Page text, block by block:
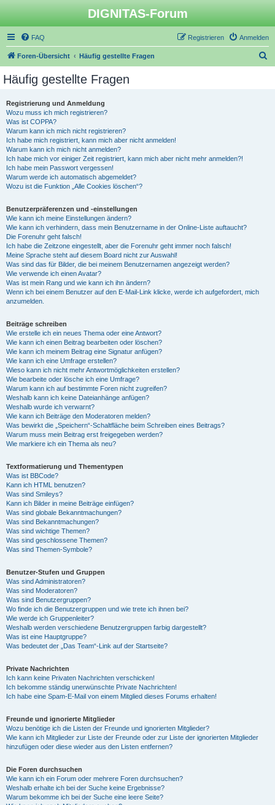
DIGNITAS-Forum
FAQ Anmelden
Registrieren
Foren-Übersicht Häufig gestellte Fragen
Häufig gestellte Fragen
Registrierung und Anmeldung
Wozu muss ich mich registrieren?
Was ist COPPA?
Warum kann ich mich nicht registrieren?
Ich habe mich registriert, kann mich aber nicht anmelden!
Warum kann ich mich nicht anmelden?
Ich habe mich vor einiger Zeit registriert, kann mich aber nicht mehr anmelden?!
Ich habe mein Passwort vergessen!
Warum werde ich automatisch abgemeldet?
Wozu ist die Funktion „Alle Cookies löschen“?
Benutzerpräferenzen und -einstellungen
Wie kann ich meine Einstellungen ändern?
Wie kann ich verhindern, dass mein Benutzername in der Online-Liste auftaucht?
Die Forenuhr geht falsch!
Ich habe die Zeitzone eingestellt, aber die Forenuhr geht immer noch falsch!
Meine Sprache steht auf diesem Board nicht zur Auswahl!
Was sind das für Bilder, die bei meinem Benutzernamen angezeigt werden?
Wie verwende ich einen Avatar?
Was ist mein Rang und wie kann ich ihn ändern?
Wenn ich bei einem Benutzer auf den E-Mail-Link klicke, werde ich aufgefordert, mich
anzumelden.
Beiträge schreiben
Wie erstelle ich ein neues Thema oder eine Antwort?
Wie kann ich einen Beitrag bearbeiten oder löschen?
Wie kann ich meinem Beitrag eine Signatur anfügen?
Wie kann ich eine Umfrage erstellen?
Wieso kann ich nicht mehr Antwortmöglichkeiten erstellen?
Wie bearbeite oder lösche ich eine Umfrage?
Warum kann ich auf bestimmte Foren nicht zugreifen?
Weshalb kann ich keine Dateianhänge anfügen?
Weshalb wurde ich verwarnt?
Wie kann ich Beiträge den Moderatoren melden?
Was bewirkt die „Speichern“-Schaltfläche beim Schreiben eines Beitrags?
Warum muss mein Beitrag erst freigegeben werden?
Wie markiere ich ein Thema als neu?
Textformatierung und Thementypen
Was ist BBCode?
Kann ich HTML benutzen?
Was sind Smileys?
Kann ich Bilder in meine Beiträge einfügen?
Was sind globale Bekanntmachungen?
Was sind Bekanntmachungen?
Was sind wichtige Themen?
Was sind geschlossene Themen?
Was sind Themen-Symbole?
Benutzer-Stufen und Gruppen
Was sind Administratoren?
Was sind Moderatoren?
Was sind Benutzergruppen?
Wo finde ich die Benutzergruppen und wie trete ich ihnen bei?
Wie werde ich Gruppenleiter?
Weshalb werden verschiedene Benutzergruppen farbig dargestellt?
Was ist eine Hauptgruppe?
Was bedeutet der „Das Team“-Link auf der Startseite?
Private Nachrichten
Ich kann keine Privaten Nachrichten verschicken!
Ich bekomme ständig unerwünschte Private Nachrichten!
Ich habe eine Spam-E-Mail von einem Mitglied dieses Forums erhalten!
Freunde und ignorierte Mitglieder
Wozu benötige ich die Listen der Freunde und ignorierten Mitglieder?
Wie kann ich Mitglieder zur Liste der Freunde oder zur Liste der ignorierten Mitglieder
hinzufügen oder diese wieder aus den Listen entfernen?
Die Foren durchsuchen
Wie kann ich ein Forum oder mehrere Foren durchsuchen?
Weshalb erhalte ich bei der Suche keine Ergebnisse?
Warum bekomme ich bei der Suche eine leere Seite?